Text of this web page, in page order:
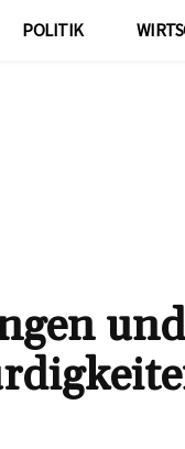
POLITIK